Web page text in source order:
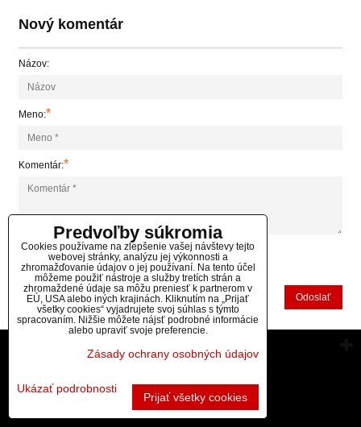
Nový komentár
Názov:
Meno:*
Komentár:*
*(Povinné)
Odoslať
Predvoľby súkromia
Cookies používame na zlepšenie vašej návštevy tejto
webovej stránky, analýzu jej výkonnosti a
zhromažďovanie údajov o jej používaní. Na tento účel
môžeme použiť nástroje a služby tretích strán a
zhromaždené údaje sa môžu preniesť k partnerom v
EÚ, USA alebo iných krajinách. Kliknutím na „Prijať
všetky cookies“ vyjadrujete svoj súhlas s týmto
spracovaním. Nižšie môžete nájsť podrobné informácie
alebo upraviť svoje preferencie.
Zásady ochrany osobných údajov
Ukázať podrobnosti
Prijať všetky cookies